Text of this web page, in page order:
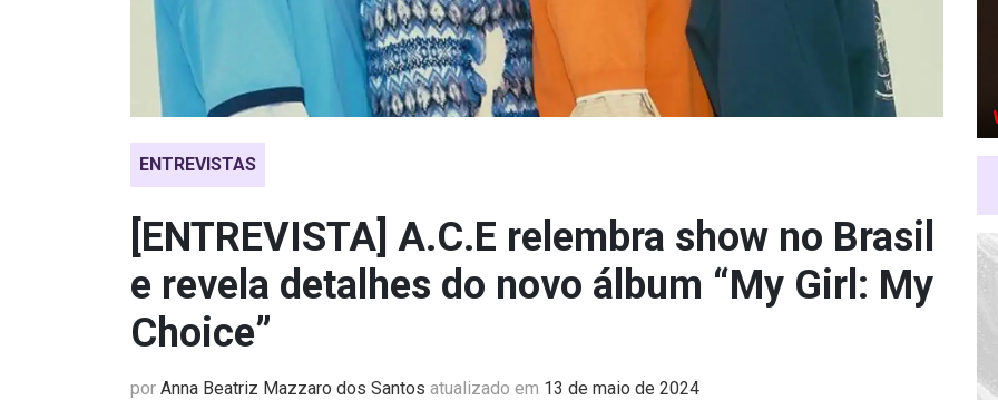
ENTREVISTAS
[ENTREVISTA] A.C.E relembra show no Brasil
e revela detalhes do novo álbum “My Girl: My
Choice”
por Anna Beatriz Mazzaro dos Santos atualizado em 13 de maio de 2024